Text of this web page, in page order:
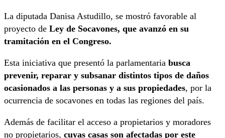
La diputada Danisa Astudillo, se mostró favorable al
proyecto de Ley de Socavones, que avanzó en su
tramitación en el Congreso.
Esta iniciativa que presentó la parlamentaria busca
prevenir, reparar y subsanar distintos tipos de daños
ocasionados a las personas y a sus propiedades, por la
ocurrencia de socavones en todas las regiones del país.
Además de facilitar el acceso a propietarios y moradores
no propietarios, cuyas casas son afectadas por este